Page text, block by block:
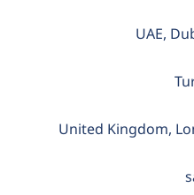
UAE,
United Kingdom,